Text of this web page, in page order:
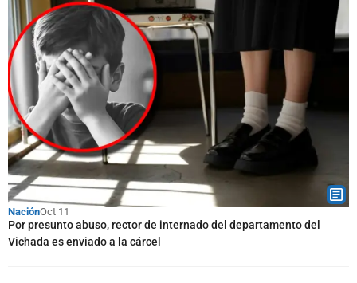
NaciónOct 11
Por presunto abuso, rector de internado del departamento del
Vichada es enviado a la cárcel